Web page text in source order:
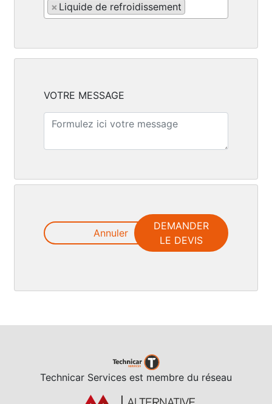
× Liquide de refroidissement
VOTRE MESSAGE
Annuler
DEMANDER
LE DEVIS
Technicar Services est membre du réseau